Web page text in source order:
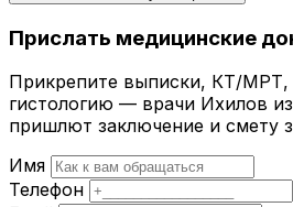
Прислать медицинские
Прикрепите выписки, КТ/МРТ,
гистологию — врачи Ихилов
пришлют заключение и смету
Имя
Телефон